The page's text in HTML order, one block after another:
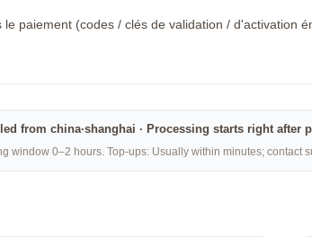
paiement (codes / clés de validation /
from china·shanghai · Processing starts right
window 0–2 hours. Top-ups: Usually within minutes; contact